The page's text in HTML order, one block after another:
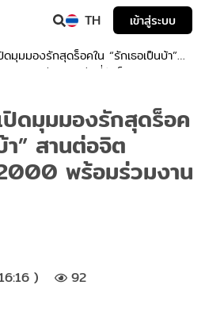
TH
เข้าสู่ระบบ
ดมุมมองรักสุดร็อคใน “รักเธอเป็นบ้า”
พร้อมร่วมงานรุ่นพี่ตัวท็อป
ปิดมุมมองรักสุดร็อค
า” สานต่อจิต
พร้อมร่วมงาน
)
92